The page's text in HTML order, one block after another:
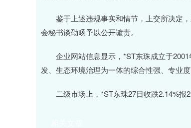
鉴于上述违规事实和情节，上交所决定，
会秘书谈劭旸予以公开谴责。
企业网站信息显示，*ST东珠成立于2001
发、生态环境治理为一体的综合性强、专业
二级市场上，*ST东珠27日收跌2.14%报